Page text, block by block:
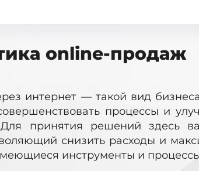
online-продаж
интернет — такой вид
процессы и
принятия решений здесь
снизить расходы и
инструменты и